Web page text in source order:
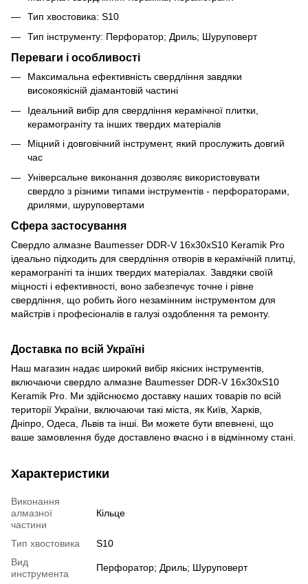
Тип хвостовика: S10
Тип інструменту: Перфоратор; Дриль; Шуруповерт
Переваги і особливості
Максимальна ефективність свердління завдяки
високоякісній діамантовій частині
Ідеальний вибір для свердління керамічної плитки,
керамограніту та інших твердих матеріалів
Міцний і довговічний інструмент, який прослужить довгий
час
Універсальне виконання дозволяє використовувати
свердло з різними типами інструментів - перфораторами,
дрилями, шуруповертами
Сфера застосування
Свердло алмазне Baumesser DDR-V 16x30xS10 Keramik Pro
ідеально підходить для свердління отворів в керамічній плитці,
керамограніті та інших твердих матеріалах. Завдяки своїй
міцності і ефективності, воно забезпечує точне і рівне
свердління, що робить його незамінним інструментом для
майстрів і професіоналів в галузі оздоблення та ремонту.
Доставка по всій Україні
Наш магазин надає широкий вибір якісних інструментів,
включаючи свердло алмазне Baumesser DDR-V 16x30xS10
Keramik Pro. Ми здійснюємо доставку наших товарів по всій
території України, включаючи такі міста, як Київ, Харків,
Дніпро, Одеса, Львів та інші. Ви можете бути впевнені, що
ваше замовлення буде доставлено вчасно і в відмінному стані.
Характеристики
Виконання
алмазної
частини
Кільце
Тип хвостовика
S10
Вид
инструмента
Перфоратор; Дриль; Шуруповерт